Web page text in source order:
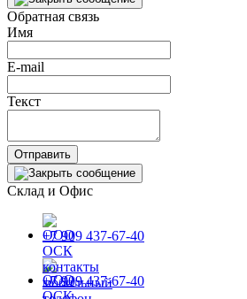
Обратная связь
Имя
E-mail
Текст
Отправить
Склад и Офис
+7 909 437-67-40
+7 909 437-67-40